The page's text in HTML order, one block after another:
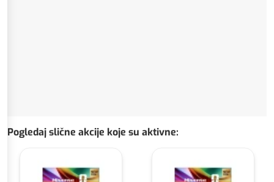
Pogledaj slične akcije koje su aktivne: